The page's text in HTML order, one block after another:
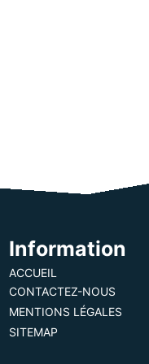
Information
ACCUEIL
CONTACTEZ-NOUS
MENTIONS LÉGALES
SITEMAP